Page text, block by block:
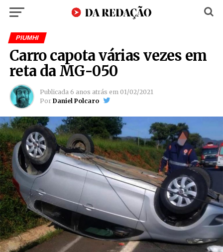
PIUMHI
Carro capota várias vezes em
reta da MG-050
Publicada 6 anos atrás em 01/02/2021
Por Daniel Polcaro